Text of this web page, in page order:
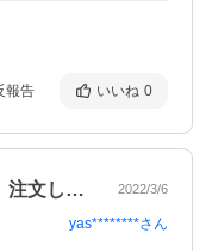
報告 いいね 0
もう何回もリピートしています。注文して… 2022/3/6
yas********さん